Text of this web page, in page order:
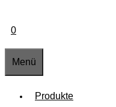
0
Menü
Produkte